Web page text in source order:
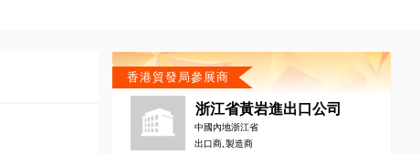
香港貿發局參展商
浙江省黃岩進出口公司
中國內地浙江省
出口商, 製造商